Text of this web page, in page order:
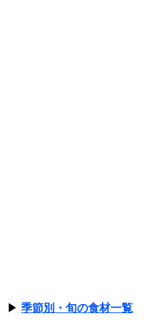
▶ 季節別・旬の食材一覧